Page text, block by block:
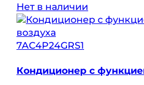
Нет в наличии
7AC4P24GRS1
Кондиционер с